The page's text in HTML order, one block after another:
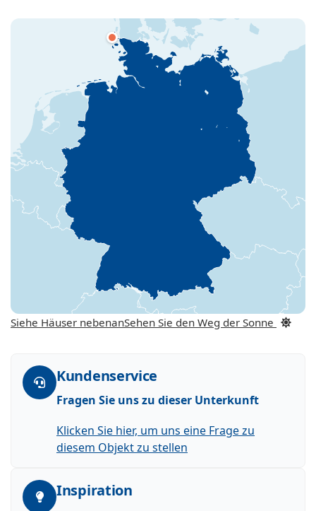
Siehe Häuser nebenanSehen Sie den Weg der Sonne
Kundenservice
Fragen Sie uns zu dieser Unterkunft
Klicken Sie hier, um uns eine Frage zu
diesem Objekt zu stellen
Inspiration